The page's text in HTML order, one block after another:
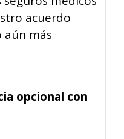
acuerdo
aún más
opcional con